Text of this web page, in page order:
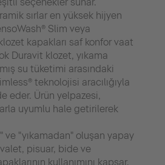
sırlar en yüksek hijyen
Slim veya
kapakları saf konfor vaat
Duravit klozet, yıkama
su tüketimi arasındaki
teknolojisi aracılığıyla
eder. Ürün yelpazesi,
uyumlu hale getirilerek
"yıkamadan" oluşan yapay
pisuar, bide ve
kullanımını kapsar.